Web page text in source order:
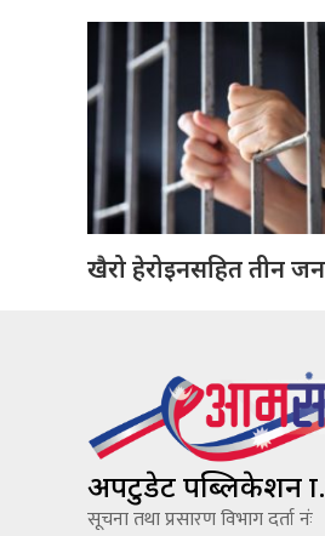
खैरो हेरोइनसहित तीन
अपटुडेट पब्लिकेशन
सूचना तथा प्रसारण विभाग दर्ता नंः